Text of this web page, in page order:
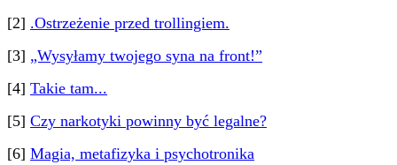
[2] .Ostrzeżenie przed trollingiem.
[3] „Wysyłamy twojego syna na front!”
[4] Takie tam...
[5] Czy narkotyki powinny być legalne?
[6] Magia, metafizyka i psychotronika